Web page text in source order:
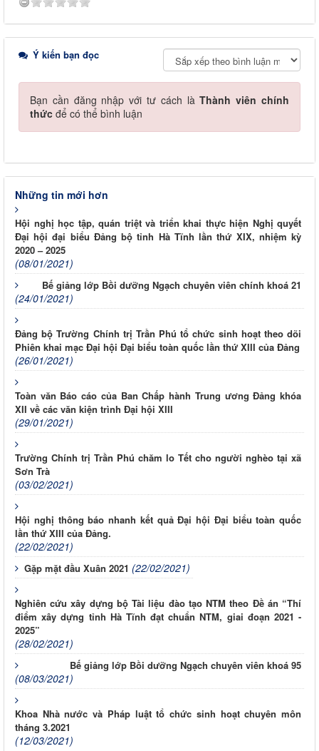
Ý kiến bạn đọc
Bạn cần đăng nhập với tư cách làThành viên chính
thức để có thể bình luận
Những tin mới hơn
Hội nghị học tập, quán triệt và triển khai thực hiện Nghị quyết
Đại hội đại biểu Đảng bộ tỉnh Hà Tĩnh lần thứ XIX, nhiệm kỳ
2020 – 2025
(08/01/2021)
Bế giảng lớp Bồi dưỡng Ngạch chuyên viên chính khoá 21
(24/01/2021)
Đảng bộ Trường Chính trị Trần Phú tổ chức sinh hoạt theo dõi
Phiên khai mạc Đại hội Đại biểu toàn quốc lần thứ XIII của Đảng
(26/01/2021)
Toàn văn Báo cáo của Ban Chấp hành Trung ương Đảng khóa
XII về các văn kiện trình Đại hội XIII
(29/01/2021)
Trường Chính trị Trần Phú chăm lo Tết cho người nghèo tại xã
Sơn Trà
(03/02/2021)
Hội nghị thông báo nhanh kết quả Đại hội Đại biểu toàn quốc
lần thứ XIII của Đảng.
(22/02/2021)
Gặp mặt đầu Xuân 2021 (22/02/2021)
Nghiên cứu xây dựng bộ Tài liệu đào tạo NTM theo Đề án “Thí
điểm xây dựng tỉnh Hà Tĩnh đạt chuẩn NTM, giai đoạn 2021 -
2025”
(28/02/2021)
Bế giảng lớp Bồi dưỡng Ngạch chuyên viên khoá 95
(08/03/2021)
Khoa Nhà nước và Pháp luật tổ chức sinh hoạt chuyên môn
tháng 3.2021
(12/03/2021)